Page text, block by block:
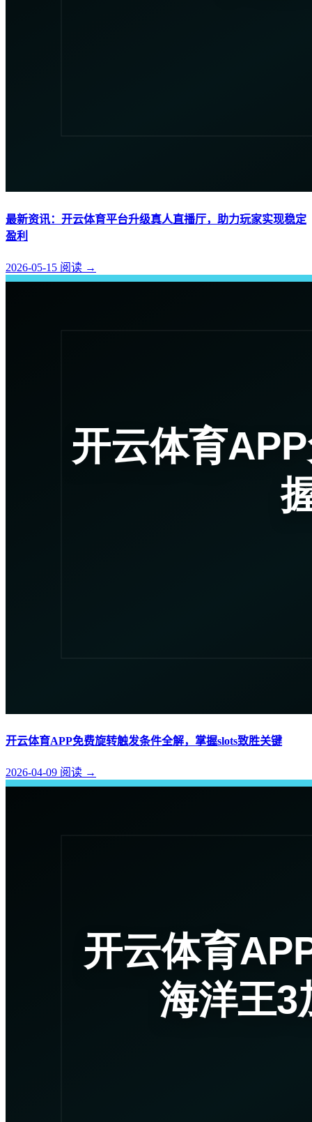
最新资讯：开云体育平台升级真人直播厅，助力玩家实现稳定
盈利
2026-05-15 阅读 →
开云体育APP免费旋转触发条件全解，掌握slots致胜关键
2026-04-09 阅读 →